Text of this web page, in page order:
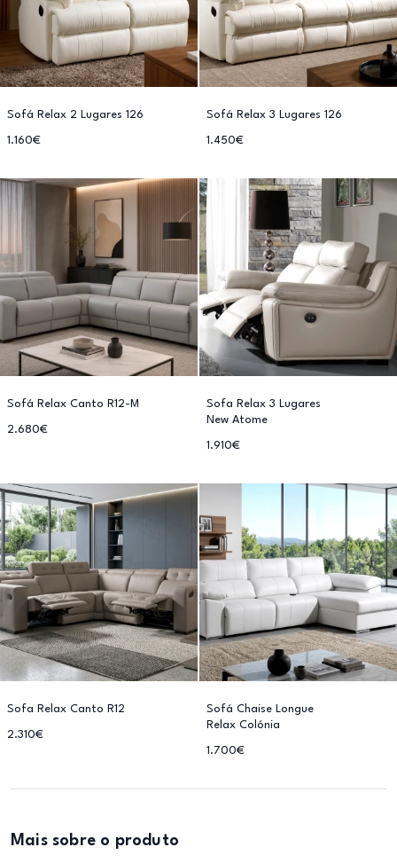
Sofá Relax 2 Lugares 126
1.160€
Sofá Relax 3 Lugares 126
1.450€
Sofá Relax Canto R12-M
2.680€
Sofa Relax 3 Lugares
New Atome
1.910€
Sofa Relax Canto R12
2.310€
Sofá Chaise Longue
Relax Colónia
1.700€
Mais sobre o produto